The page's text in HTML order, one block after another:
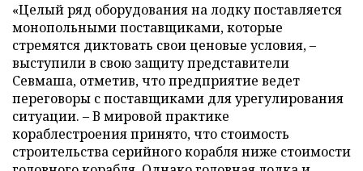
«Целый ряд оборудования на лодку поставляется
монопольными поставщиками, которые
стремятся диктовать свои ценовые условия, –
выступили в свою защиту представители
Севмаша, отметив, что предприятие ведет
переговоры с поставщиками для урегулирования
ситуации. – В мировой практике
кораблестроения принято, что стоимость
строительства серийного корабля ниже стоимости